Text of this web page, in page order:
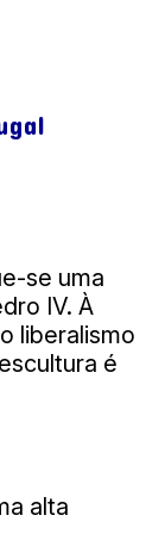
se uma
IV. À
liberalismo
é
alta